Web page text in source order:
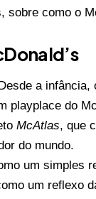
como o
a
playplace do
McAtlas, que
do mundo.
um simples
um reflexo